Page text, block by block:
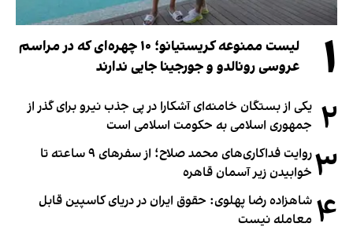
۱
لیست ممنوعه کریستیانو؛ ۱۰ چهره‌ای که در مراسم
عروسی رونالدو و جورجینا جایی ندارند
۲ یکی از بستگان خامنه‌ای آشکارا در پی جذب نیرو برای گذر از
جمهوری اسلامی به حکومت اسلامی است
۳
روایت فداکاری‌های محمد صلاح؛ از سفرهای ۹ ساعته تا
خوابیدن زیر آسمان قاهره
۴ شاهزاده رضا پهلوی: حقوق ایران در دریای کاسپین قابل
معامله نیست